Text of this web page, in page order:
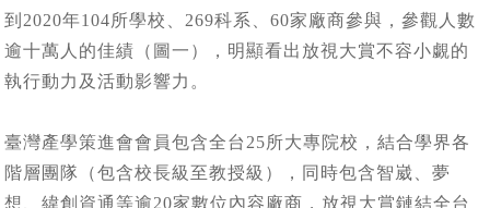
到2020年104所學校、269科系、60家廠商參與，參觀人數
逾十萬人的佳績（圖一），明顯看出放視大賞不容小覷的
執行動力及活動影響力。
臺灣產學策進會會員包含全台25所大專院校，結合學界各
階層團隊（包含校長級至教授級），同時包含智崴、夢
想、緯創資通等逾20家數位內容廠商，放視大賞鏈結全台